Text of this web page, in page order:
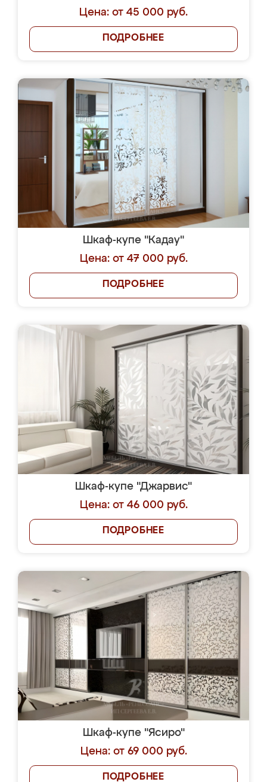
Цена: от 45 000 руб.
ПОДРОБНЕЕ
Шкаф-купе "Кадау"
Цена: от 47 000 руб.
ПОДРОБНЕЕ
Шкаф-купе "Джарвис"
Цена: от 46 000 руб.
ПОДРОБНЕЕ
Шкаф-купе "Ясиро"
Цена: от 69 000 руб.
ПОДРОБНЕЕ